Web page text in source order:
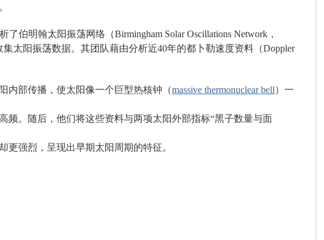
伯明翰太阳振荡网络（Birmingham Solar Oscillations Network，
太阳振荡数据。其团队藉由分析近40年的都卜勒速度资料（Doppler
内部传播，使太阳像一个巨型热核钟（massive thermonuclear bell）一
。随后，他们将这些资料与两项太阳外部指标“黑子数量与面
强烈，呈现出早期太阳周期的特征。